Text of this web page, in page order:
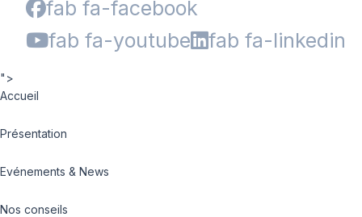
fab fa-facebook
fab fa-youtube
fab fa-linkedin
">
Accueil
Présentation
Evénements & News
Nos conseils